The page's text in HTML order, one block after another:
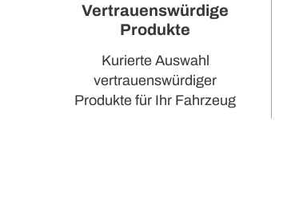
Vertrauenswürdige
Produkte
Kurierte Auswahl
vertrauenswürdiger
Produkte für Ihr Fahrzeug